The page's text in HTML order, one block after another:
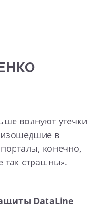
волнуют утечки
в
конечно,
так страшны».
DataLine